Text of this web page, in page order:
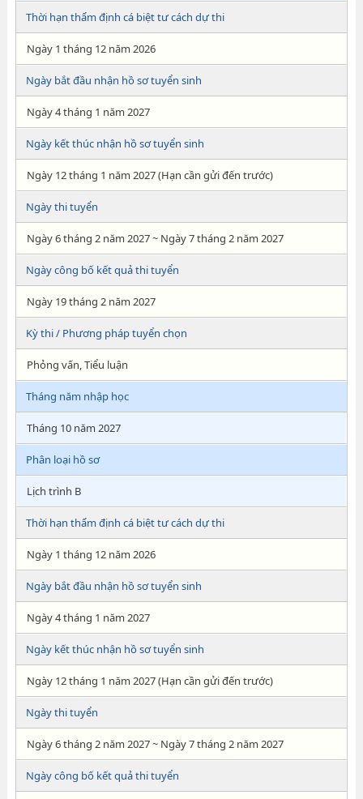
Thời hạn thẩm định cá biệt tư cách dự thi
Ngày 1 tháng 12 năm 2026
Ngày bắt đầu nhận hồ sơ tuyển sinh
Ngày 4 tháng 1 năm 2027
Ngày kết thúc nhận hồ sơ tuyển sinh
Ngày 12 tháng 1 năm 2027 (Hạn cần gửi đến trước)
Ngày thi tuyển
Ngày 6 tháng 2 năm 2027 ~ Ngày 7 tháng 2 năm 2027
Ngày công bố kết quả thi tuyển
Ngày 19 tháng 2 năm 2027
Kỳ thi / Phương pháp tuyển chọn
Phỏng vấn, Tiểu luận
Tháng năm nhập học
Tháng 10 năm 2027
Phân loại hồ sơ
Lịch trình B
Thời hạn thẩm định cá biệt tư cách dự thi
Ngày 1 tháng 12 năm 2026
Ngày bắt đầu nhận hồ sơ tuyển sinh
Ngày 4 tháng 1 năm 2027
Ngày kết thúc nhận hồ sơ tuyển sinh
Ngày 12 tháng 1 năm 2027 (Hạn cần gửi đến trước)
Ngày thi tuyển
Ngày 6 tháng 2 năm 2027 ~ Ngày 7 tháng 2 năm 2027
Ngày công bố kết quả thi tuyển